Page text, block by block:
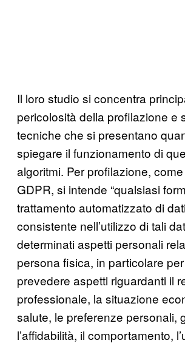
Il loro studio si concentra
pericolosità della profilazione e
tecniche che si presentano
spiegare il funzionamento di
algoritmi. Per profilazione,
GDPR, si intende “qualsiasi
trattamento automatizzato di
consistente nell’utilizzo di tali
determinati aspetti personali
persona fisica, in particolare
prevedere aspetti riguardanti il
professionale, la situazione
salute, le preferenze personali,
l’affidabilità, il comportamento,